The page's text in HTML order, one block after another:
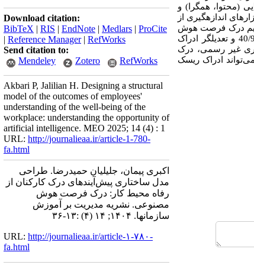
(محتوا، همگرا) و
اندازه‏گیری از
مستقیم درک فرصت هوش
برابر 40/9 و تعدیل­گر ادراک
یادگیری غیر رسمی، درک
ادراک ریسک
Download citation:
BibTeX | RIS | EndNote | Medlars | ProCite
| Reference Manager| RefWorks
Send citation to:
Mendeley
Zotero RefWorks
Akbari P, Jalilian H. Designing a structural
model of the outcomes of employees'
understanding of the well-being of the
workplace: understanding the opportunity of
artificial intelligence. MEO 2025; 14 (4) : 1
URL: http://journalieaa.ir/article-1-780-
fa.html
اکبری پیمان، جلیلیان حمیدرضا. طراحی
مدل ساختاری پیش‌آیندهای درک کارکنان از
رفاه محیط کار: درک فرصت هوش
مصنوعی. نشریه مديريت بر آموزش
سازمانها. ۱۴۰۴; ۱۴ (۴) :۱۳-۳۶
URL: http://journalieaa.ir/article-۱-۷۸۰-
fa.html